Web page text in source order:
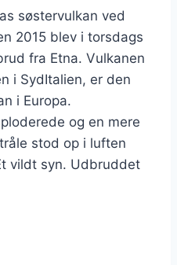
søstervulkan ved
2015 blev i torsdags
fra Etna. Vulkanen
i SydItalien, er den
i Europa.
og en mere
stod op i luften
vildt syn. Udbruddet